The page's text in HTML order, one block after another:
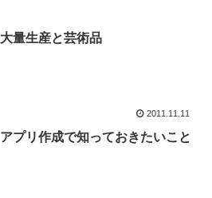
大量生産と芸術品
2011.11.11
アプリ作成で知っておきたいこと